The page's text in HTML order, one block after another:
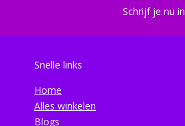
Schrijf je nu in
Snelle links
Home
Alles winkelen
Blogs